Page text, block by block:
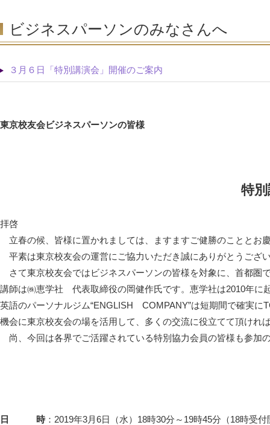
ビジネスパーソンのみなさんへ
３月６日「特別講演会」開催のご案内
東京校友会ビジネスパーソンの皆様
特
拝啓
立春の候、皆様に置かれましては、ますますご健勝のこととお
平素は東京校友会の運営にご協力いただき誠にありがとうござ
さて東京校友会ではビジネスパーソンの皆様を対象に、首都圏
講師は㈱恵学社 代表取締役の岡健作氏です。恵学社は2010年に
英語のパーソナルジム“ENGLISH COMPANY”は短期間で確実に
機会に東京校友会の場を活用して、多くの交流に役立てて頂け
尚、今回は各界でご活躍されている特別協力会員の皆様も参加
日 時：2019年3月6日（水）18時30分～19時45分（18時受付